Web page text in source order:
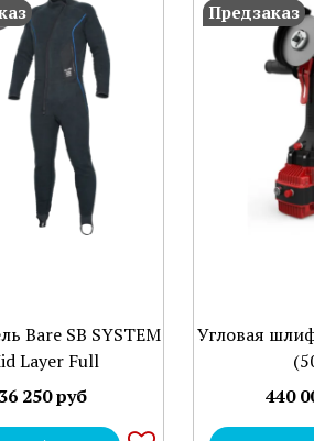
Bare SB SYSTEM
Layer Full
36 250 руб
Предзаказ
Угловая
440